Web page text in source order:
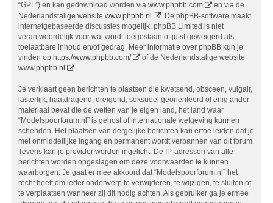
“GPL”) en kan gedownload worden via www.phpbb.com
en via de
Nederlandstalige website www.phpbb.nl
. De phpBB-software maakt
internetgebaseerde discussies mogelijk. phpBB Limited is niet
verantwoordelijk voor wat wordt toegestaan of juist geweigerd als
toelaatbare inhoud en/of gedrag. Meer informatie over phpBB kun je
vinden op https://www.phpbb.com/
of de Nederlandstalige website
www.phpbb.nl
.
Je verklaart geen berichten te plaatsen die kwetsend, obsceen, vulgair,
lasterlijk, haatdragend, dreigend, seksueel georiënteerd of enig ander
materiaal bevat die de wetten van je eigen land, het land waar
“Modelspoorforum.nl” is gehost of internationale wetgeving kunnen
schenden. Het plaatsen van dergelijke berichten kan ertoe leiden dat je
met onmiddellijke ingang en permanent wordt verbannen van dit forum.
Tevens kan je provider worden ingelicht. De IP-adressen van alle
berichten worden opgeslagen om deze voorwaarden te kunnen
waarborgen. Je gaat er mee akkoord dat “Modelspoorforum.nl” het
recht heeft om ieder onderwerp te verwijderen, te wijzigen, te sluiten of
te verplaatsen wanneer zij dit nodig achten. Als gebruiker ga je ermee